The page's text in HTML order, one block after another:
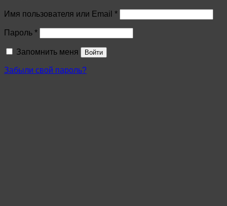
Имя пользователя или Email *
Пароль *
Запомнить меня Войти
Забыли свой пароль?